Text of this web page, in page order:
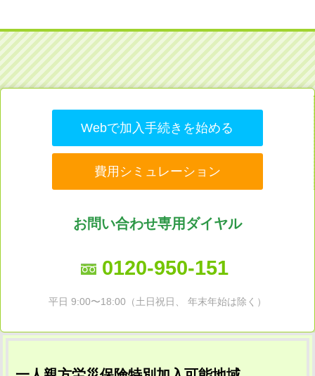
Webで加入手続きを始める
費用シミュレーション
お問い合わせ専用ダイヤル
0120-950-151
平日 9:00〜18:00（土日祝日、 年末年始は除く）